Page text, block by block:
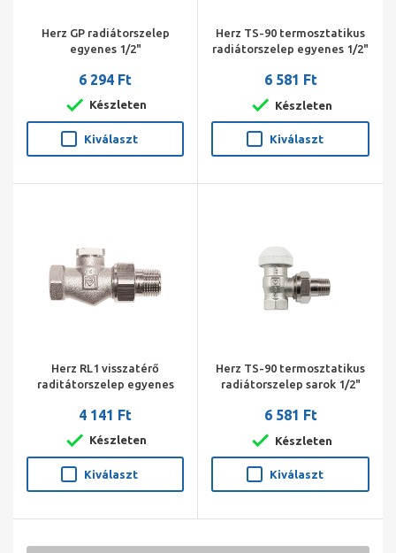
Herz GP radiátorszelep
egyenes 1/2"
6 294 Ft
Készleten
Kiválaszt
Herz TS-90 termosztatikus
radiátorszelep egyenes 1/2"
6 581 Ft
Készleten
Kiválaszt
Herz RL1 visszatérő
raditátorszelep egyenes
4 141 Ft
Készleten
Kiválaszt
Herz TS-90 termosztatikus
radiátorszelep sarok 1/2"
6 581 Ft
Készleten
Kiválaszt